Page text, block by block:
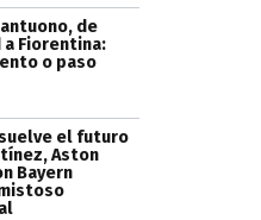
de
a Fiorentina:
o paso
el futuro
Aston
Bayern